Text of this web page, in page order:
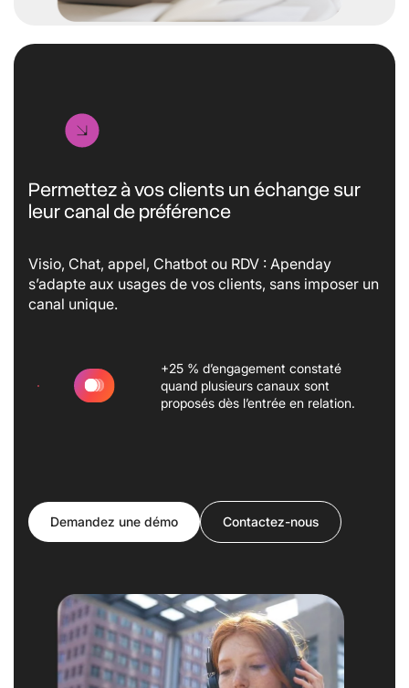
Permettez à vos clients un échange sur
leur canal de préférence
Visio, Chat, appel, Chatbot ou RDV : Apenday
s’adapte aux usages de vos clients, sans imposer un
canal unique.
+25 % d’engagement constaté
quand plusieurs canaux sont
proposés dès l’entrée en relation.
Demandez une démo Contactez-nous